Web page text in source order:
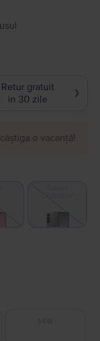
Retur gratuit
in 30 zile
❯
o vacanță!